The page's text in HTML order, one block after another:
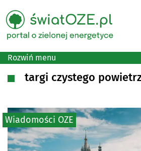
Rozwiń menu
targi czystego
Wiadomości OZE